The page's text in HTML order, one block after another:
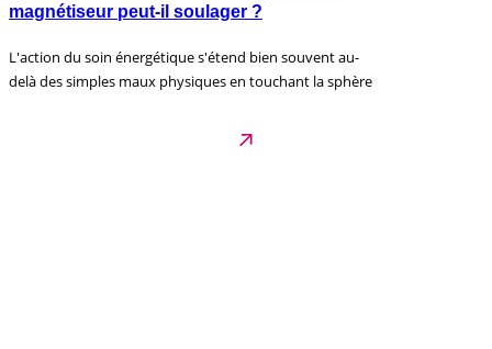
magnétiseur peut-il soulager ?
L'action du soin énergétique s'étend bien souvent au-
delà des simples maux physiques en touchant la sphère